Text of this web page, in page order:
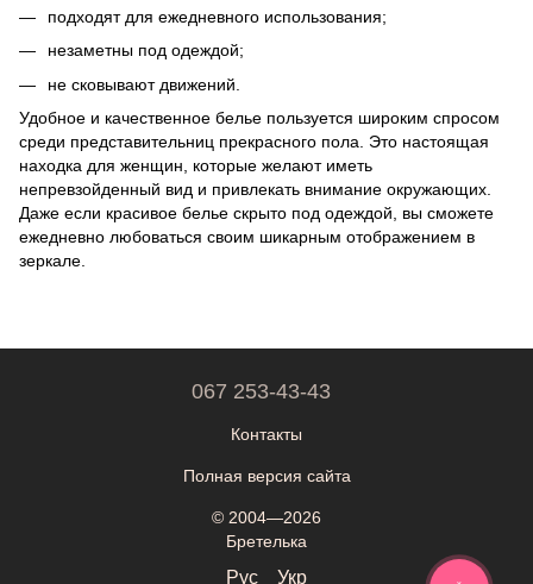
подходят для ежедневного использования;
незаметны под одеждой;
не сковывают движений.
Удобное и качественное белье пользуется широким спросом
среди представительниц прекрасного пола. Это настоящая
находка для женщин, которые желают иметь
непревзойденный вид и привлекать внимание окружающих.
Даже если красивое белье скрыто под одеждой, вы сможете
ежедневно любоваться своим шикарным отображением в
зеркале.
067 253-43-43
Контакты
Полная версия сайта
© 2004—2026
Бретелька
Рус Укр